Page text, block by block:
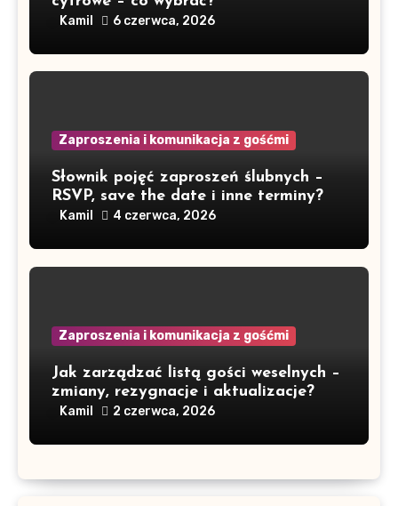
Kamil 6 czerwca, 2026
Zaproszenia i komunikacja z gośćmi
Słownik pojęć zaproszeń ślubnych –
RSVP, save the date i inne terminy?
Kamil 4 czerwca, 2026
Zaproszenia i komunikacja z gośćmi
Jak zarządzać listą gości weselnych –
zmiany, rezygnacje i aktualizacje?
Kamil 2 czerwca, 2026